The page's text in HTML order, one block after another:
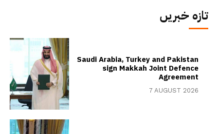
تازہ خبریں
Saudi Arabia, Turkey and Pakistan
sign Makkah Joint Defence
Agreement
7 AUGUST 2026